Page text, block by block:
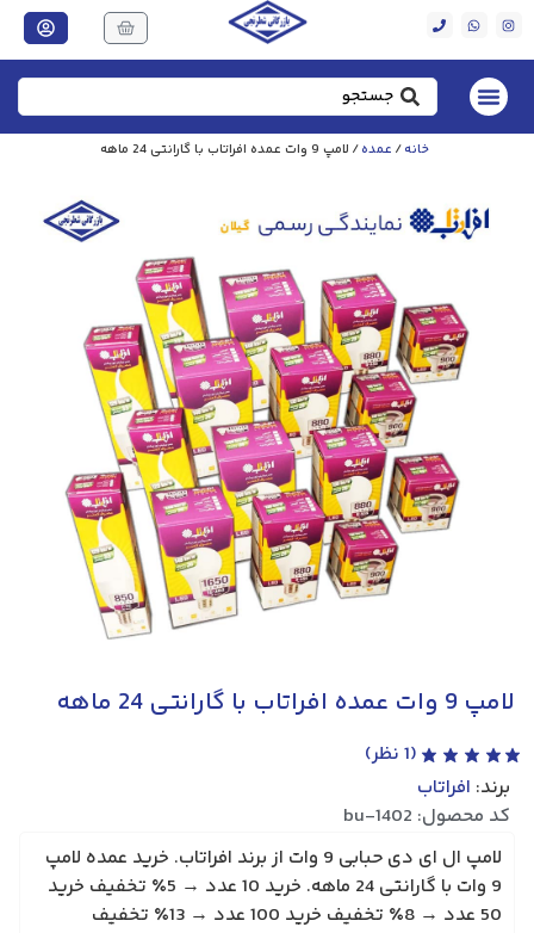
خانه/ عمده/ لامپ 9 وات عمده افراتاب با گارانتی 24 ماهه
لامپ 9 وات عمده افراتاب با گارانتی 24 ماهه
(
1 نظر)
برند: افراتاب
کد محصول: bu-1402
لامپ ال ای دی حبابی 9 وات از برند افراتاب. خرید عمده لامپ
9 وات با گارانتی 24 ماهه. خرید 10 عدد → 5٪ تخفیف خرید
50 عدد → 8٪ تخفیف خرید 100 عدد → 13٪ تخفیف